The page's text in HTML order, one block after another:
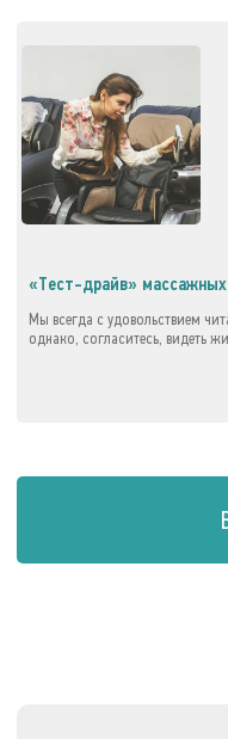
«Тест-драйв» массажных
Мы всегда с удовольствием
однако, согласитесь, видеть